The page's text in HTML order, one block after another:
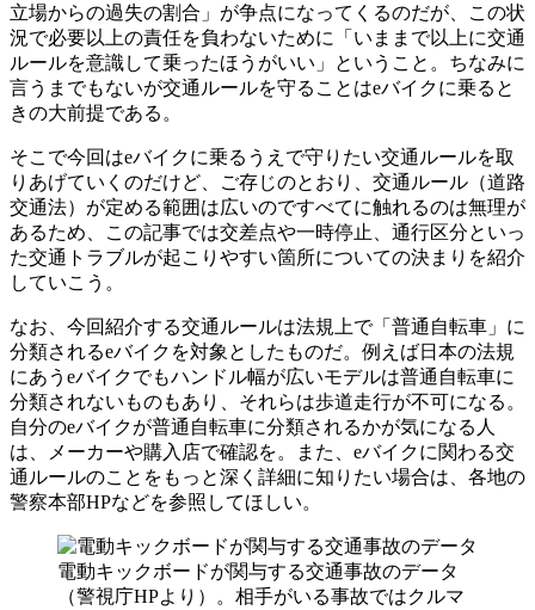
立場からの過失の割合」が争点になってくるのだが、この状
況で必要以上の責任を負わないために「いままで以上に交通
ルールを意識して乗ったほうがいい」ということ。ちなみに
言うまでもないが交通ルールを守ることはeバイクに乗ると
きの大前提である。
そこで今回はeバイクに乗るうえで守りたい交通ルールを取
りあげていくのだけど、ご存じのとおり、交通ルール（道路
交通法）が定める範囲は広いのですべてに触れるのは無理が
あるため、この記事では交差点や一時停止、通行区分といっ
た交通トラブルが起こりやすい箇所についての決まりを紹介
していこう。
なお、今回紹介する交通ルールは法規上で「普通自転車」に
分類されるeバイクを対象としたものだ。例えば日本の法規
にあうeバイクでもハンドル幅が広いモデルは普通自転車に
分類されないものもあり、それらは歩道走行が不可になる。
自分のeバイクが普通自転車に分類されるかが気になる人
は、メーカーや購入店で確認を。また、eバイクに関わる交
通ルールのことをもっと深く詳細に知りたい場合は、各地の
警察本部HPなどを参照してほしい。
電動キックボードが関与する交通事故のデータ
（警視庁HPより）。相手がいる事故ではクルマ